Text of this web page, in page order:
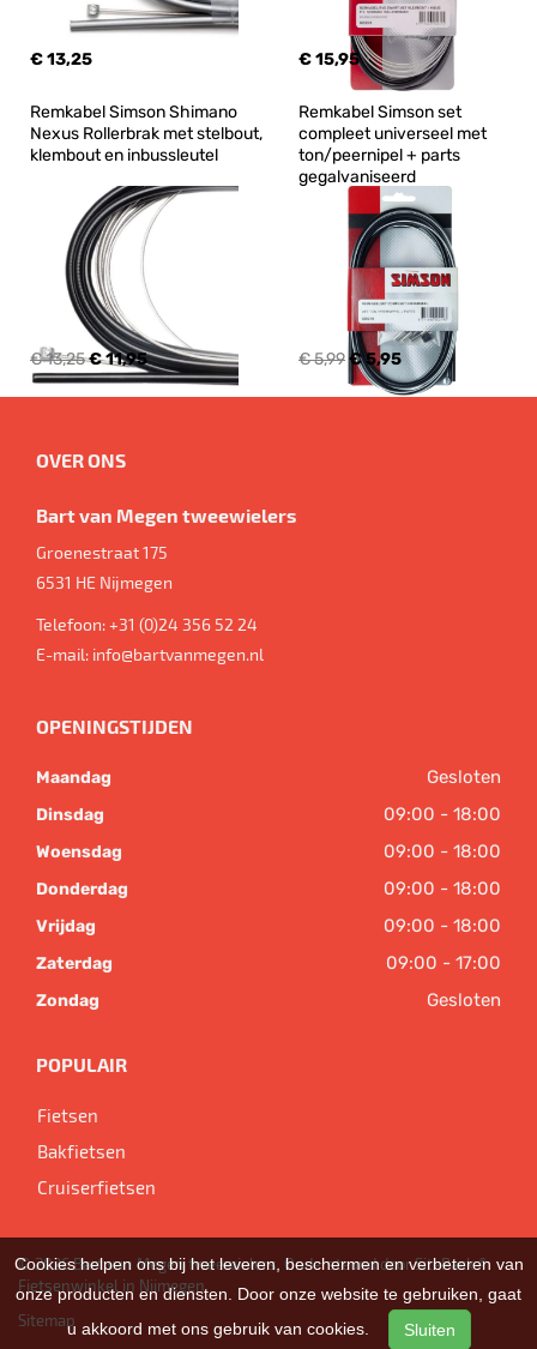
€ 13,25 € 15,95
Remkabel Simson Shimano
Nexus Rollerbrak met stelbout,
klembout en inbussleutel
€ 13,25€ 11,95
Remkabel Simson set
compleet universeel met
ton/peernipel + parts
gegalvaniseerd
€ 5,99€ 5,95
OVER ONS
Bart van Megen tweewielers
Groenestraat 175
6531 HE Nijmegen
Telefoon:+31 (0)24 356 52 24
E-mail: info@bartvanmegen.nl
OPENINGSTIJDEN
Maandag Gesloten
Dinsdag 09:00 - 18:00
Woensdag 09:00 - 18:00
Donderdag 09:00 - 18:00
Vrijdag 09:00 - 18:00
Zaterdag 09:00 - 17:00
Zondag Gesloten
POPULAIR
Fietsen
Bakfietsen
Cruiserfietsen
© 2026 Bart van Megen tweewielers. Ondersteund doorSitePack ®
Fietsenwinkel in Nijmegen
Sitemap
Cookies helpen ons bij het leveren, beschermen en verbeteren van
onze producten en diensten. Door onze website te gebruiken, gaat
u akkoord met ons gebruik van cookies.
Sluiten